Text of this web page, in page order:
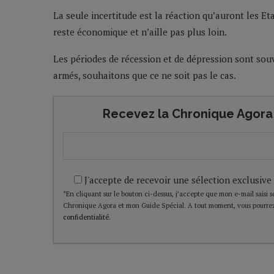
La seule incertitude est la réaction qu’auront les
reste économique et n’aille pas plus loin.
Les périodes de récession et de dépression sont
armés, souhaitons que ce ne soit pas le cas.
Recevez la Chronique
J'accepte de recevoir une sélection
*En cliquant sur le bouton ci-dessus, j’accepte que mon e-mail
Chronique Agora et mon Guide Spécial. A tout moment, vous
confidentialité.